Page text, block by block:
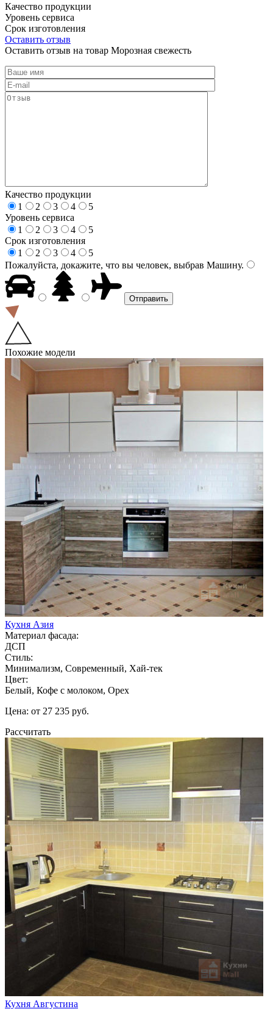
Качество продукции
Уровень сервиса
Срок изготовления
Оставить отзыв
Оставить отзыв на товар Морозная свежесть
Качество продукции
1
2 3 4
5
Уровень сервиса
1
2 3 4
5
Срок изготовления
1
2 3 4
5
Пожалуйста, докажите, что вы человек, выбрав Машину.
Похожие модели
Кухня Азия
Материал фасада:
ДСП
Стиль:
Минимализм, Современный, Хай-тек
Цвет:
Белый, Кофе с молоком, Орех
Цена: от 27 235 руб.
Рассчитать
Кухня Августина